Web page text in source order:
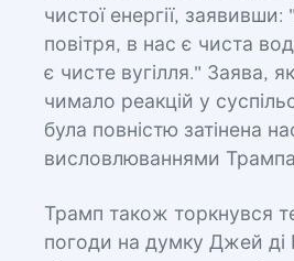
чистої енергії,
повітря, в нас є чиста
є чисте вугілля." Заява,
чимало реакцій у
була повністю затінена
висловлюваннями
Трамп також торкнувся
погоди на думку Джей ді